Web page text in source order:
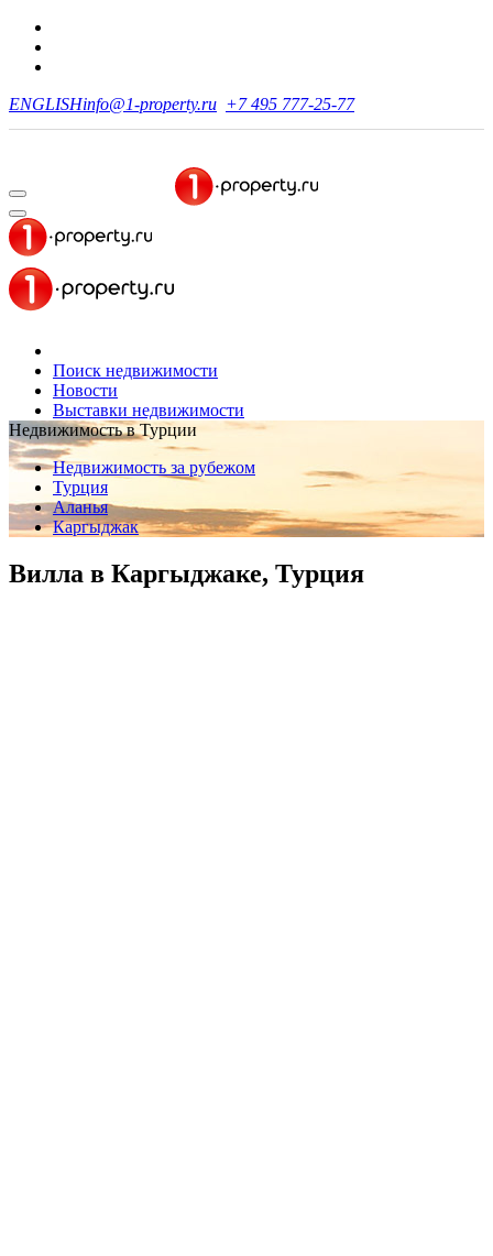
ENGLISHinfo@1-property.ru +7 495 777-25-77
Поиск недвижимости
Новости
Выставки недвижимости
Недвижимость в Турции
Недвижимость за рубежом
Турция
Аланья
Каргыджак
Вилла в Каргыджаке, Турция